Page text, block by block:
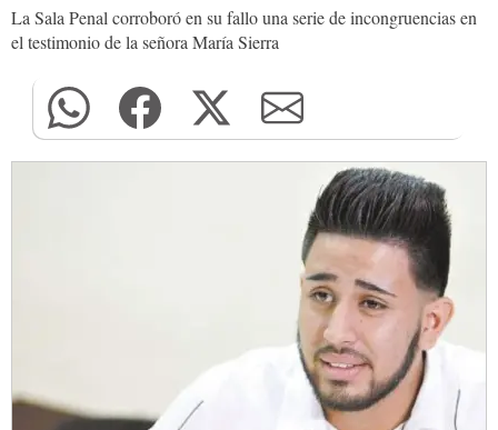
La Sala Penal corroboró en su fallo una serie de incongruencias en
el testimonio de la señora María Sierra